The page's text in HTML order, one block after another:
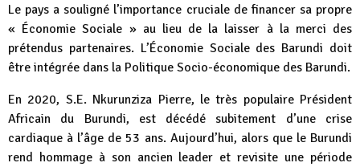
Le pays a souligné l’importance cruciale de financer sa propre
« Économie Sociale » au lieu de la laisser à la merci des
prétendus partenaires. L’Économie Sociale des Barundi doit
être intégrée dans la Politique Socio-économique des Barundi.
En 2020, S.E. Nkurunziza Pierre, le très populaire Président
Africain du Burundi, est décédé subitement d’une crise
cardiaque à l’âge de 53 ans. Aujourd’hui, alors que le Burundi
rend hommage à son ancien leader et revisite une période